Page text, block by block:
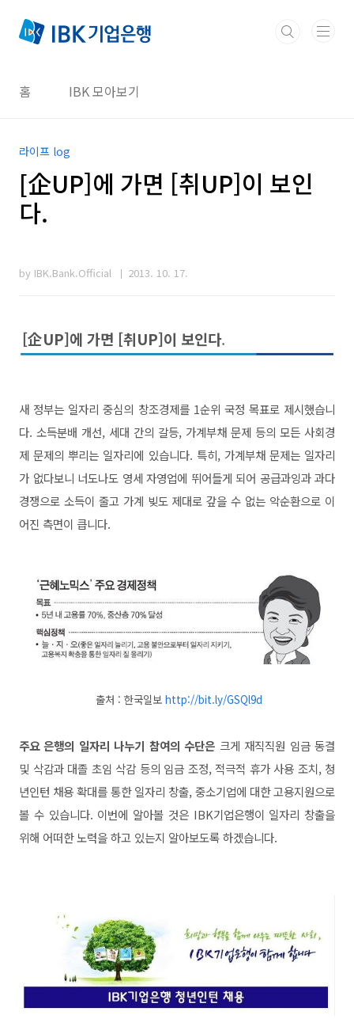
홈 IBK 모아보기
라이프 log
[企UP]에 가면 [취UP]이 보인
다.
by IBK.Bank.Official 2013. 10. 17.
[企UP]에 가면 [취UP]이 보인다.
새 정부는 일자리 중심의 창조경제를 1순위 국정 목표로 제시했습니
다. 소득분배 개선, 세대 간의 갈등, 가계부채 문제 등의 모든 사회경
제 문제의 뿌리는 일자리에 있습니다. 특히, 가계부채 문제는 일자리
가 없다보니 너도나도 영세 자영업에 뛰어들게 되어 공급과잉과 과다
경쟁으로 소득이 줄고 가계 빚도 제대로 갚을 수 없는 악순환으로 이
어진 측면이 큽니다.
출처 : 한국일보 http://bit.ly/GSQl9d
주요 은행의 일자리 나누기 참여의 수단은 크게 재직직원 임금 동결
및 삭감과 대졸 초임 삭감 등의 임금 조정, 적극적 휴가 사용 조치, 청
년인턴 채용 확대를 통한 일자리 창출, 중소기업에 대한 고용지원으로
볼 수 있습니다. 이번에 알아볼 것은 IBK기업은행이 일자리 창출을
위해 어떠한 노력을 하고 있는지 알아보도록 하겠습니다.